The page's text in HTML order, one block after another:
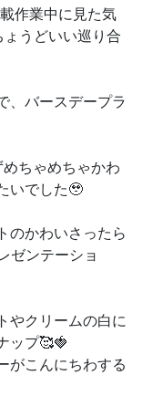
作業中に見た気
うどいい巡り合
、バースデープラ
ちゃめちゃかわ
いでした🥹
のかわいさったら
ゼンテーショ
やクリームの白に
ップ🥰🍓
がこんにちわする